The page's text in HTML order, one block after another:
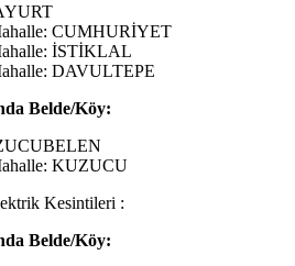
CUMHURİYET
İSTİKLAL
DAVULTEPE
Belde/Köy:
KUZUCU
Kesintileri :
Belde/Köy: